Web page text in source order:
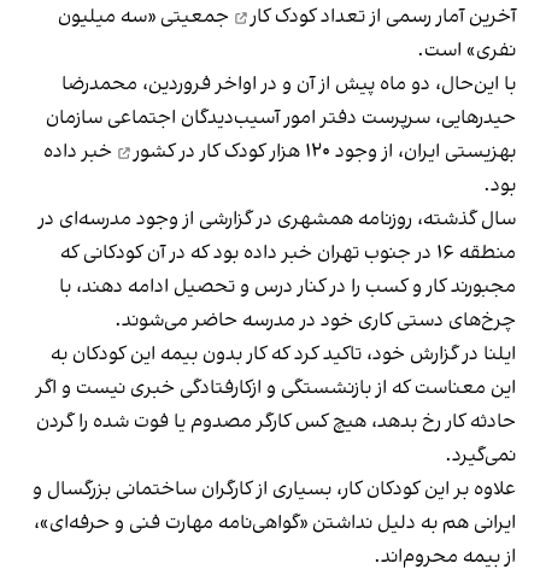
آخرین آمار رسمی ازتعداد کودک کار
جمعیتی «سه میلیون
نفری» است.
با این‌حال، دو ماه پیش از آن و در اواخر فروردین، محمدرضا
حیدرهایی، سرپرست دفتر امور آسیب‌دیدگان اجتماعی سازمان
بهزیستی ایران، ازوجود ۱۲۰ هزار کودک کار در کشور
خبر داده
بود.
سال گذشته، روزنامه همشهری در گزارشی از وجود مدرسه‌ای در
منطقه ۱۶ در جنوب تهران خبر داده بود که در آن کودکانی که
مجبورند کار و کسب را در کنار درس و تحصیل ادامه دهند، با
چرخ‌های دستی کاری خود در مدرسه حاضر می‌شوند.
ایلنا در گزارش خود، تاکید کرد که کار بدون بیمه این کودکان به
این معناست که از بازنشستگی و ازکارفتادگی خبری نیست و اگر
حادثه کار رخ بدهد، هیچ کس کارگر مصدوم یا فوت شده را گردن
نمی‌گیرد.
علاوه بر این کودکان کار، بسیاری از کارگران ساختمانی بزرگسال و
ایرانی هم به دلیل نداشتن «گواهی‌نامه مهارت فنی و حرفه‌ای»،
از بیمه محروم‌اند.